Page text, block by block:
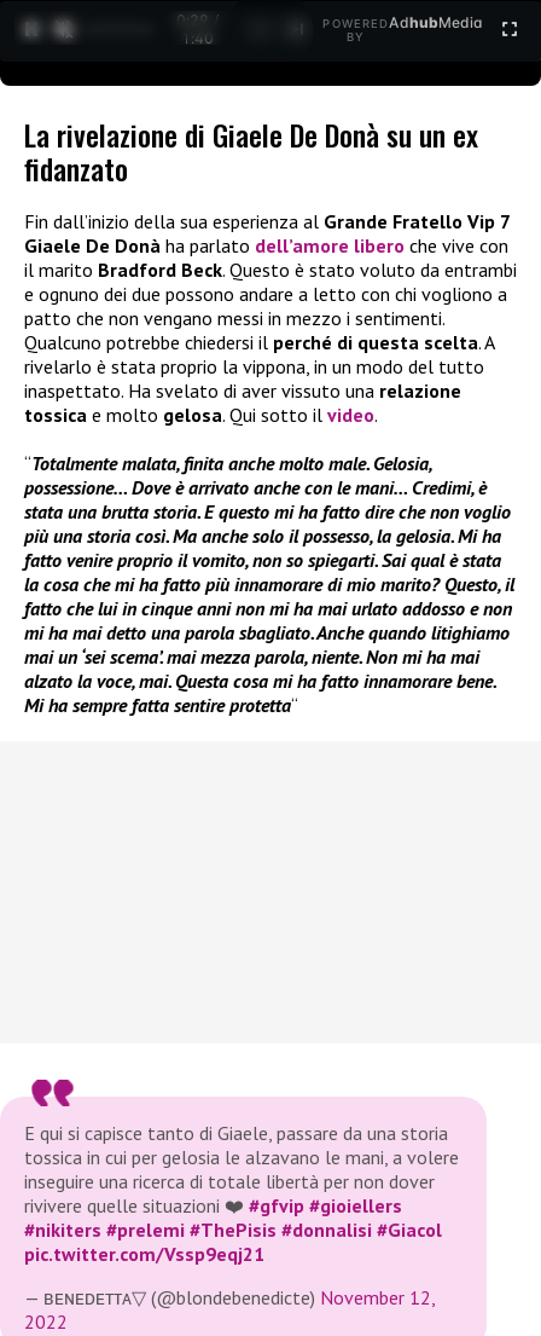
0:30 /
1:40
POWERED
BY
AdhubMedia
La rivelazione di Giaele De Donà su un ex
fidanzato
Fin dall’inizio della sua esperienza al Grande Fratello Vip 7
Giaele De Donà ha parlato dell’amore libero che vive con
il marito Bradford Beck. Questo è stato voluto da entrambi
e ognuno dei due possono andare a letto con chi vogliono a
patto che non vengano messi in mezzo i sentimenti.
Qualcuno potrebbe chiedersi il perché di questa scelta. A
rivelarlo è stata proprio la vippona, in un modo del tutto
inaspettato. Ha svelato di aver vissuto una relazione
tossica e molto gelosa. Qui sotto il video.
“Totalmente malata, finita anche molto male. Gelosia,
possessione… Dove è arrivato anche con le mani… Credimi, è
stata una brutta storia. E questo mi ha fatto dire che non voglio
più una storia così. Ma anche solo il possesso, la gelosia. Mi ha
fatto venire proprio il vomito, non so spiegarti. Sai qual è stata
la cosa che mi ha fatto più innamorare di mio marito? Questo, il
fatto che lui in cinque anni non mi ha mai urlato addosso e non
mi ha mai detto una parola sbagliato. Anche quando litighiamo
mai un ‘sei scema’. mai mezza parola, niente. Non mi ha mai
alzato la voce, mai. Questa cosa mi ha fatto innamorare bene.
Mi ha sempre fatta sentire protetta“
E qui si capisce tanto di Giaele, passare da una storia
tossica in cui per gelosia le alzavano le mani, a volere
inseguire una ricerca di totale libertà per non dover
rivivere quelle situazioni ❤️ #gfvip #gioiellers
#nikiters #prelemi #ThePisis #donnalisi #Giacol
pic.twitter.com/Vssp9eqj21
— ʙᴇɴᴇᴅᴇᴛᴛᴀ▽ (@blondebenedicte) November 12,
2022